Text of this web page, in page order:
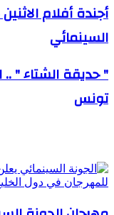
السينمائي
" حديقة الشتاء " ..
تونس